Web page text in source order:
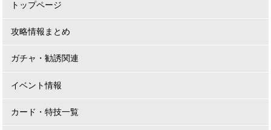
トップページ
攻略情報まとめ
ガチャ・勧誘関連
イベント情報
カード・特技一覧